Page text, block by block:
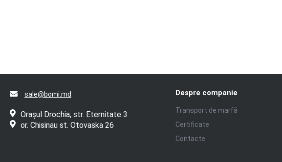
sale@bomi.md
Orașul Drochia, str. Eternitate 3
or. Chisinau st. Otovaska 26
Despre companie
Transport de marfă
Certificate
Contacte